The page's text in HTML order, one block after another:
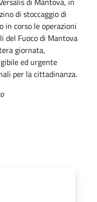
di stoccaggio di
in corso le operazioni
del Fuoco di Mantova
giornata,
ed urgente
per la cittadinanza.